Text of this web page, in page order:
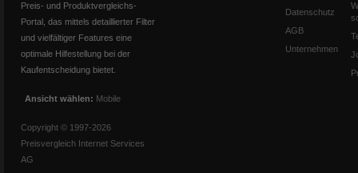
Preis- und Produktvergleichs-
Portal, das mittels detaillierter Filter
und vielfältiger Features eine
optimale Hilfestellung bei der
Kaufentscheidung bietet.
Ansicht wählen: Mobile
Copyright © 1997-2026
Preisvergleich Internet Services
AG
Datenschutz
AGB
Unternehmen